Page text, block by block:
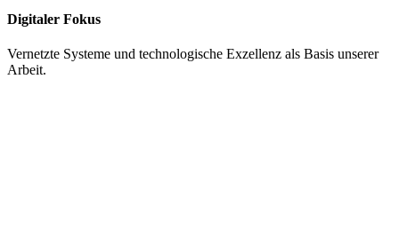
Digitaler Fokus
Vernetzte Systeme und technologische Exzellenz als Basis unserer
Arbeit.